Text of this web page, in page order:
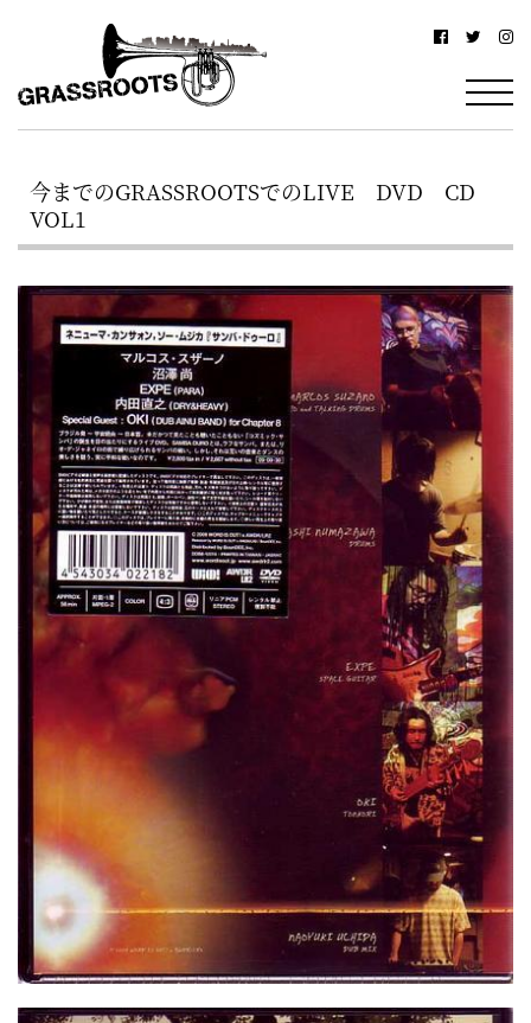
浜
グ
ス
ル
ー
ツ
–
YOKOHAMA
Grassroots
–
駅
北
西
口
か
ら
徒
歩
約
3
分・
鶴
屋
町
に
あ
る
ダ
イ
ニ
ン
グ
バ
ー
今までのGRASSROOTSでのLIVE DVD CD
VOL1